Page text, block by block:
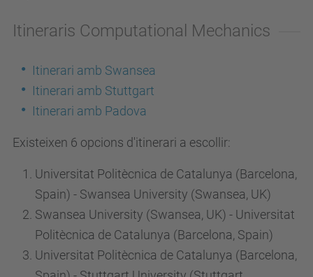
Itineraris Computational Mechanics
Itinerari amb Swansea
Itinerari amb Stuttgart
Itinerari amb Padova
Existeixen 6 opcions d'itinerari a escollir:
Universitat Politècnica de Catalunya (Barcelona,
Spain) - Swansea University (Swansea, UK)
Swansea University (Swansea, UK) - Universitat
Politècnica de Catalunya (Barcelona, Spain)
Universitat Politècnica de Catalunya (Barcelona,